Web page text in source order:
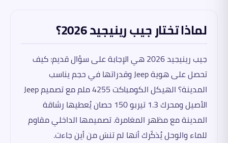
لماذا تختار جيب رينيجيد 2026؟
جيب رينيجيد 2026 هي الإجابة على سؤال قديم: كيف
تحصل على هوية Jeep وقدراتها في حجم يناسب
المدينة؟ الهيكل الكومباكت 4255 ملم مع تصميم Jeep
الأصيل ومحرك 1.3 تيربو 150 حصان يُعطيها رشاقة
المدينة مع مظهر المغامرة. تصميمها الداخلي مقاوم
للماء والوحل يُذكّرك أنها لم تنسَ من أين جاءت.